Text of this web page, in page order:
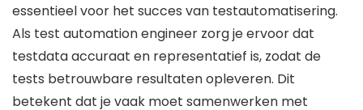
essentieel voor het succes van testautomatisering.
Als test automation engineer zorg je ervoor dat
testdata accuraat en representatief is, zodat de
tests betrouwbare resultaten opleveren. Dit
betekent dat je vaak moet samenwerken met